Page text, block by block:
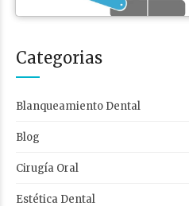
Categorias
Blanqueamiento Dental
Blog
Cirugía Oral
Estética Dental